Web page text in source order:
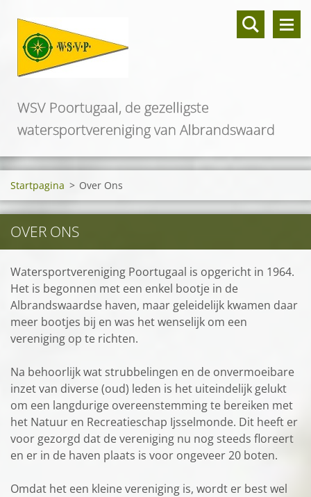
WSV Poortugaal, de gezelligste
watersportvereniging van Albrandswaard
Startpagina > Over Ons
OVER ONS
Watersportvereniging Poortugaal is opgericht in 1964.
Het is begonnen met een enkel bootje in de
Albrandswaardse haven, maar geleidelijk kwamen daar
meer bootjes bij en was het wenselijk om een
vereniging op te richten.
Na behoorlijk wat strubbelingen en de onvermoeibare
inzet van diverse (oud) leden is het uiteindelijk gelukt
om een langdurige overeenstemming te bereiken met
het Natuur en Recreatieschap Ijsselmonde. Dit heeft er
voor gezorgd dat de vereniging nu nog steeds floreert
en er in de haven plaats is voor ongeveer 20 boten.
Omdat het een kleine vereniging is, wordt er best wel